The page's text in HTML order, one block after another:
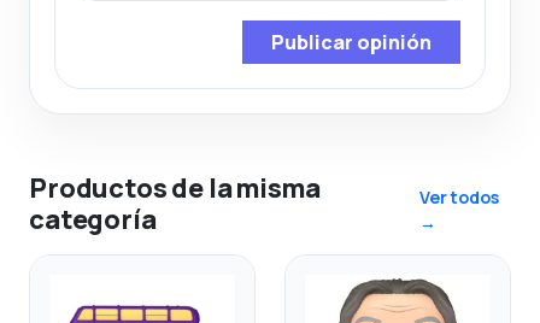
Publicar opinión
Productos de la misma
categoría
Ver todos
→